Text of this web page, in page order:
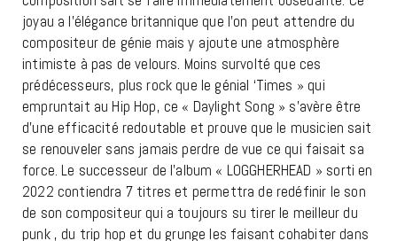
joyau a l’élégance britannique que l’on peut attendre du
compositeur de génie mais y ajoute une atmosphère
intimiste à pas de velours. Moins survolté que ces
prédécesseurs, plus rock que le génial ‘Times » qui
empruntait au Hip Hop, ce « Daylight Song » s’avère être
d’une efficacité redoutable et prouve que le musicien sait
se renouveler sans jamais perdre de vue ce qui faisait sa
force. Le successeur de l’album « LOGGHERHEAD » sorti en
2022 contiendra 7 titres et permettra de redéfinir le son
de son compositeur qui a toujours su tirer le meilleur du
punk , du trip hop et du grunge les faisant cohabiter dans